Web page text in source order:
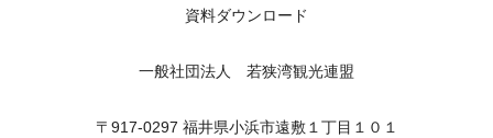
資料ダウンロード
一般社団法人 若狭湾観光連盟
〒917-0297 福井県小浜市遠敷１丁目１０１